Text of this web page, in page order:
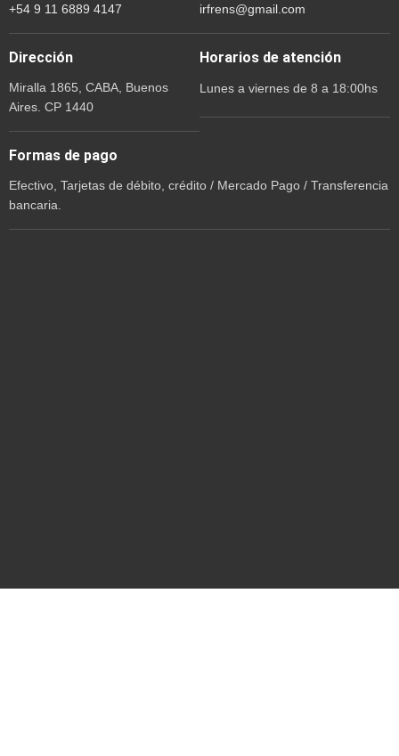
+54 9 11 6889 4147 irfrens@gmail.com
Dirección
Miralla 1865, CABA, Buenos
Aires. CP 1440
Horarios de atención
Lunes a viernes de 8 a 18:00hs
Formas de pago
Efectivo, Tarjetas de débito, crédito / Mercado Pago / Transferencia
bancaria.